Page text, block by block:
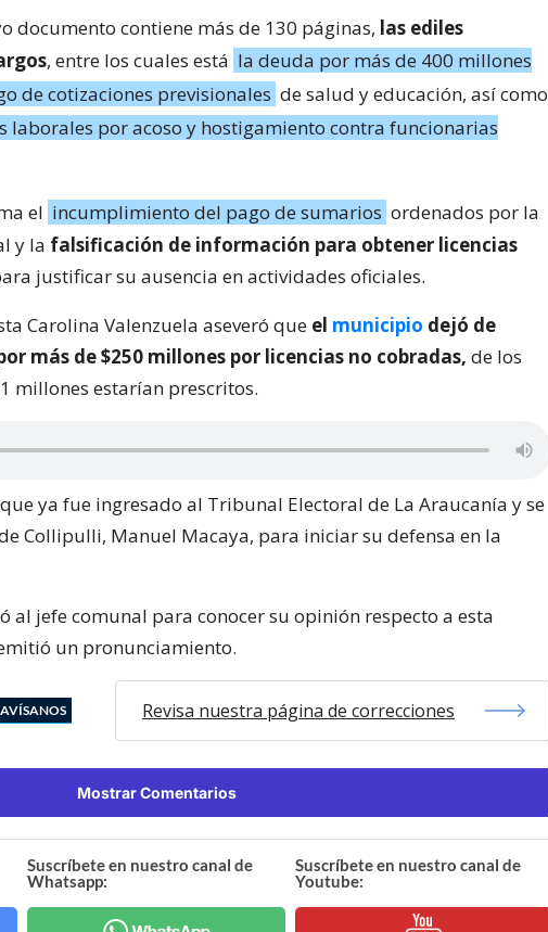
documento contiene más de 130 páginas, las ediles
, entre los cuales está la deuda por más de 400 millones
de cotizaciones previsionales de salud y educación, así como
laborales por acoso y hostigamiento contra funcionarias
el incumplimiento del pago de sumarios ordenados por la
y la falsificación de información para obtener licencias
justificar su ausencia en actividades oficiales.
Carolina Valenzuela aseveró que el municipio dejó de
más de $250 millones por licencias no cobradas, de los
millones estarían prescritos.
ya fue ingresado al Tribunal Electoral de La Araucanía y se
Collipulli, Manuel Macaya, para iniciar su defensa en la
al jefe comunal para conocer su opinión respecto a esta
un pronunciamiento.
AVÍSANOS Revisa nuestra página de correcciones
Mostrar Comentarios
Suscríbete en nuestro canal de
Whatsapp:
Suscríbete en nuestro canal de
Youtube: